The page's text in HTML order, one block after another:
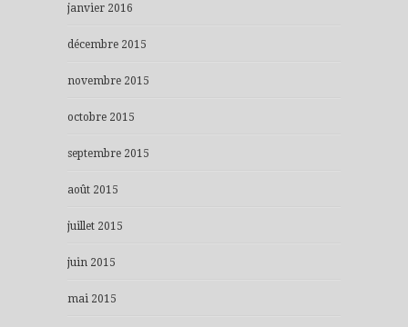
janvier 2016
décembre 2015
novembre 2015
octobre 2015
septembre 2015
août 2015
juillet 2015
juin 2015
mai 2015